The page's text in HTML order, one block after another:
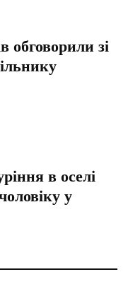
обговорили зі
в оселі
у